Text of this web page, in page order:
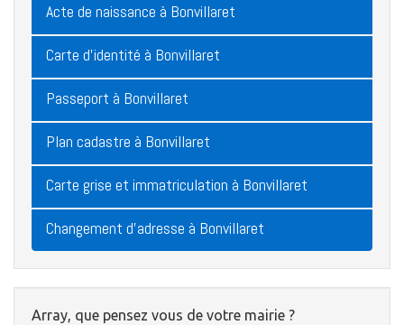
Acte de naissance à Bonvillaret
Carte d'identité à Bonvillaret
Passeport à Bonvillaret
Plan cadastre à Bonvillaret
Carte grise et immatriculation à Bonvillaret
Changement d'adresse à Bonvillaret
Array, que pensez vous de votre mairie ?